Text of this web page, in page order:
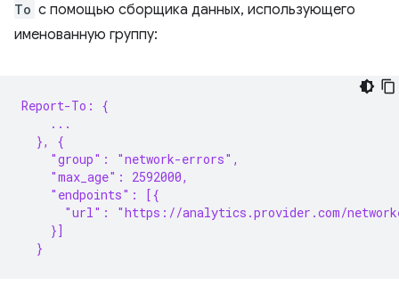
To с помощью сборщика данных, использующего
именованную группу:
Report-To: {
    ...
  }, {
    "group": "network-errors",
    "max_age": 2592000,
    "endpoints": [{
"url": "https://analytics.provider.com/
    }]
  }